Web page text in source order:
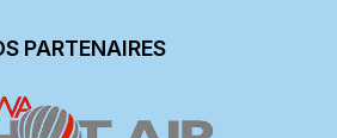
PARTENAIRES